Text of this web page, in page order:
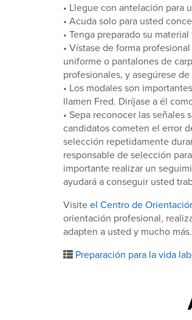
• Llegue con antelación para
• Acuda solo para usted
• Tenga preparado su
• Vístase de forma
uniforme o pantalones de
profesionales, y asegúrese
• Los modales son
llamen Fred. Diríjase a él
• Sepa reconocer las
candidatos cometen el error
selección repetidamente
responsable de selección
importante realizar un
ayudará a conseguir usted
Visiteel Centro de
orientación profesional,
adapten a usted y mucho más.
Preparación para la vida